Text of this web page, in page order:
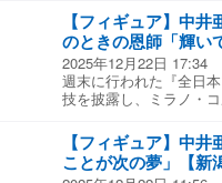
った2025年、グランプ
結果を残し、ミラノ・
は代名詞のトリプルア
せました。 ■中井亜美
で自分が最高に輝いて
ラノ・コルティナオリ
【フィギュア】中
のときの恩師「輝い
2025年12月22日 17:34
週末に行われた『全日
技を披露し、ミラノ・
井亜美。この週末、最
ました。 19日(金)のシ
静香さん 「素晴らしい
【フィギュア】中
ことが次の夢」【新